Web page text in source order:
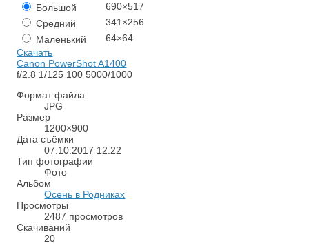
Большой
690×517
Средний
341×256
Маленький
64×64
Скачать
Canon PowerShot A1400
f/2.8 1/125 100 5000/1000
Формат файла
JPG
Размер
1200×900
Дата съёмки
07.10.2017 12:22
Тип фотографии
Фото
Альбом
Осень в Родниках
Просмотры
2487 просмотров
Скачиваний
20